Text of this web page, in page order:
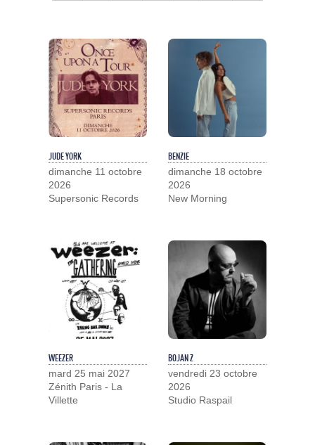
JUDE YORK
dimanche 11 octobre
2026
Supersonic Records
BENZIE
dimanche 18 octobre
2026
New Morning
WEEZER
mard 25 mai 2027
Zénith Paris - La
Villette
BOJAN Z
vendredi 23 octobre
2026
Studio Raspail